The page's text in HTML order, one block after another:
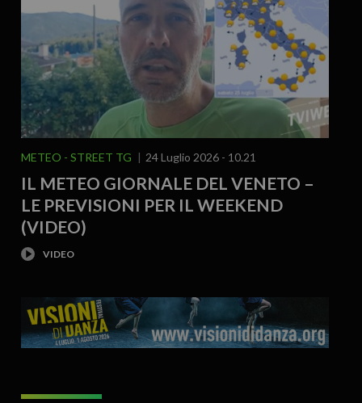
METEO STREET TG 24 Luglio 2026 - 10.21
IL METEO GIORNALE DEL VENETO –
LE PREVISIONI PER IL WEEKEND
(VIDEO)